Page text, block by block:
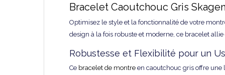
Bracelet Caoutchouc Gris
Optimisez le style et la fonctionnalité de votre
design à la fois robuste et moderne, ce bracelet
Robustesse et Flexibilité pour un
Ce bracelet de montre en caoutchouc gris offre